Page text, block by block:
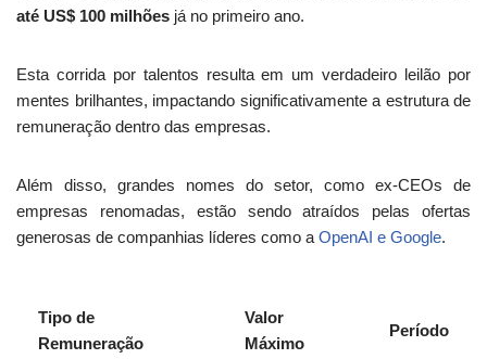
até US$ 100 milhões já no primeiro ano.
Esta corrida por talentos resulta em um verdadeiro leilão por
mentes brilhantes, impactando significativamente a estrutura de
remuneração dentro das empresas.
Além disso, grandes nomes do setor, como ex-CEOs de
empresas renomadas, estão sendo atraídos pelas ofertas
generosas de companhias líderes como a OpenAI e Google.
Tipo de
Remuneração
Valor
Máximo
Período